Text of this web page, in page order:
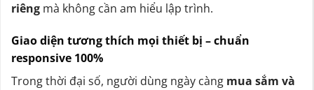
riêng mà không cần am hiểu lập trình.
Giao diện tương thích mọi thiết bị – chuẩn
responsive 100%
Trong thời đại số, người dùng ngày càng mua sắm và